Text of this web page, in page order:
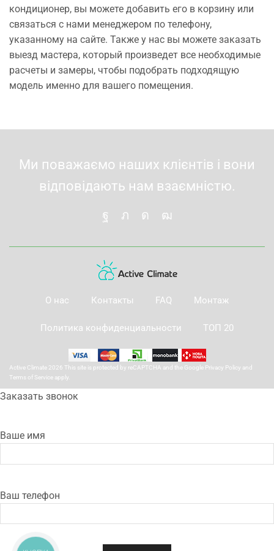
кондиционер, вы можете добавить его в корзину или
связаться с нами менеджером по телефону,
указанному на сайте. Также у нас вы можете заказать
выезд мастера, который произведет все необходимые
расчеты и замеры, чтобы подобрать подходящую
модель именно для вашего помещения.
Ми поважаємо наших клієнтів і вони
відповідають нам взаємністю.
О нас Контакты FAQ Монтаж
Политика конфиденциальности ТОП 20
Active Climate 2026 This site is protected by reCAPTCHA and the Google Privacy Policy and
Terms of Service apply.
Заказать звонок
Ваше имя
Ваш телефон